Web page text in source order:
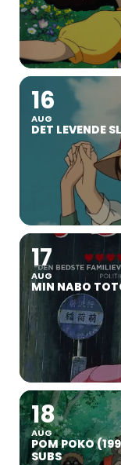
16
AUG
DET LEVENDE
17
AUG
MIN NABO
18
AUG
POM POKO
SUBS